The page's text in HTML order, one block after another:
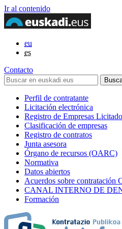
Ir al contenido
eu
es
Contacto
Perfil de contratante
Licitación electrónica
Registro de Empresas
Clasificación de empresas
Registro de contratos
Junta asesora
Órgano de recursos (OARC)
Normativa
Datos abiertos
Acuerdos sobre contratación
CANAL INTERNO DE
Formación